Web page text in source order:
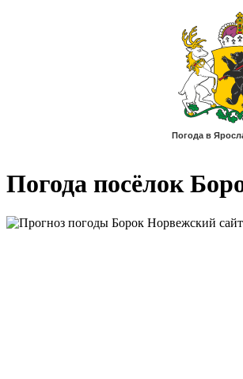
Погода посёлок